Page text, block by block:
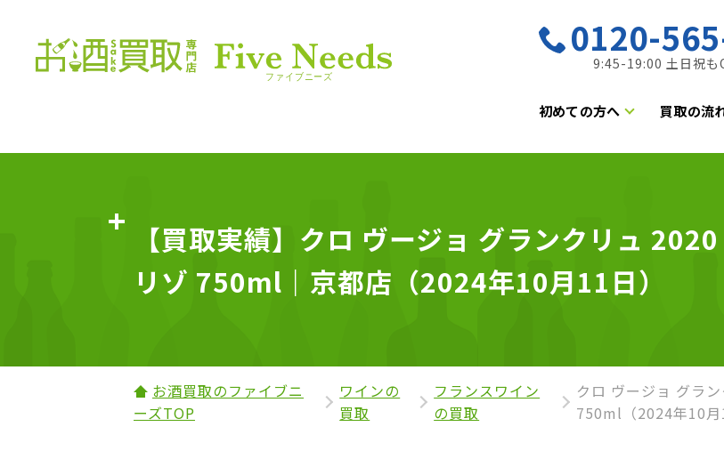
0120-
9:45-19:00 土日祝も
初めての方へ 買取の流
【買取実績】クロ ヴージョ グランクリュ
リゾ 750ml｜京都店（2024年10月11日）
お酒買取のファイブニ
ーズTOP
ワインの
買取
フランスワイン
の買取
クロ ヴージョ グラ
750ml（2024年10月